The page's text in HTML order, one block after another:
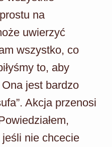
na
uwierzyć
wszystko, co
to, aby
jest bardzo
Akcja przenosi
nie chcecie